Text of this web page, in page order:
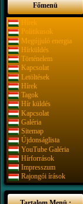
Főmenü
Hírek
Politikusok
Megújjuló energia
Hírküldés
Történelem
Kapcsolat
Letöltések
Hírek
Tagok
Hír küldés
Kapcsolat
Galéria
Sitemap
Újdonságlista
YouTube Galéria
Hírforrások
Impresszum
Rajongói írások